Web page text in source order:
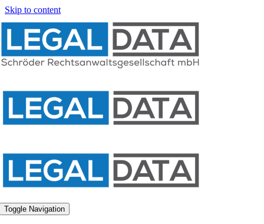
Skip to content
Toggle Navigation